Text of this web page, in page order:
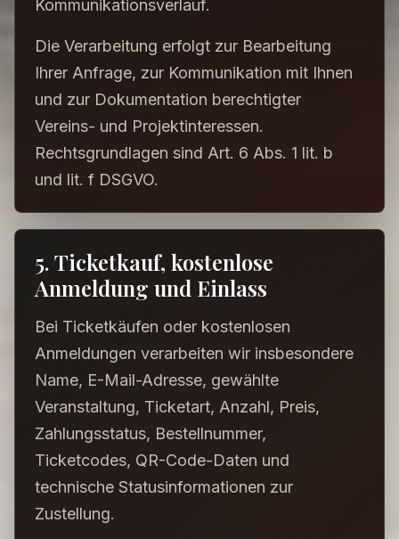
Kommunikationsverlauf.
Die Verarbeitung erfolgt zur Bearbeitung
Ihrer Anfrage, zur Kommunikation mit Ihnen
und zur Dokumentation berechtigter
Vereins- und Projektinteressen.
Rechtsgrundlagen sind Art. 6 Abs. 1 lit. b
und lit. f DSGVO.
5. Ticketkauf, kostenlose
Anmeldung und Einlass
Bei Ticketkäufen oder kostenlosen
Anmeldungen verarbeiten wir insbesondere
Name, E-Mail-Adresse, gewählte
Veranstaltung, Ticketart, Anzahl, Preis,
Zahlungsstatus, Bestellnummer,
Ticketcodes, QR-Code-Daten und
technische Statusinformationen zur
Zustellung.